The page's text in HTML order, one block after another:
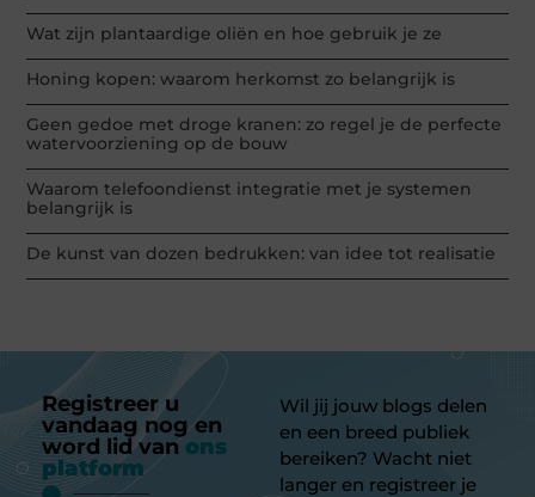
Wat zijn plantaardige oliën en hoe gebruik je ze
Honing kopen: waarom herkomst zo belangrijk is
Geen gedoe met droge kranen: zo regel je de perfecte
watervoorziening op de bouw
Waarom telefoondienst integratie met je systemen
belangrijk is
De kunst van dozen bedrukken: van idee tot realisatie
Registreer u
vandaag nog en
word lid van ons
platform
Wil jij jouw blogs delen
en een breed publiek
bereiken? Wacht niet
langer en registreer je